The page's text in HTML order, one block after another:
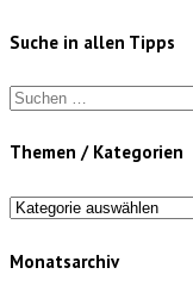
Suche in allen Tipps
Suchen
Themen / Kategorien
Themen
Kategorien
Monatsarchiv